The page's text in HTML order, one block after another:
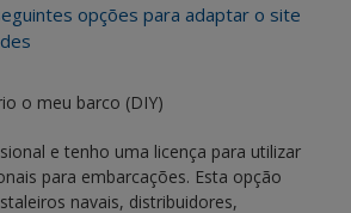
opções para adaptar o site
o meu barco (DIY)
e tenho uma licença para utilizar
para embarcações. Esta opção
navais, distribuidores,
todo o apoio de que necessita
pintar com confiança
da nossa inovação contínua e
científica